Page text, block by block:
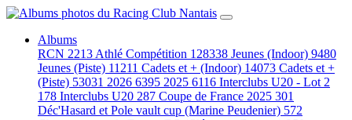
Albums
RCN 2213 Athlé Compétition 128338 Jeunes (Indoor) 9480
Jeunes (Piste) 11211 Cadets et + (Indoor) 14073 Cadets et +
(Piste) 53031 2026 6395 2025 6116 Interclubs U20 - Lot 2
178 Interclubs U20 287 Coupe de France 2025 301
Déc'Hasard et Pole vault cup (Marine Peudenier) 572